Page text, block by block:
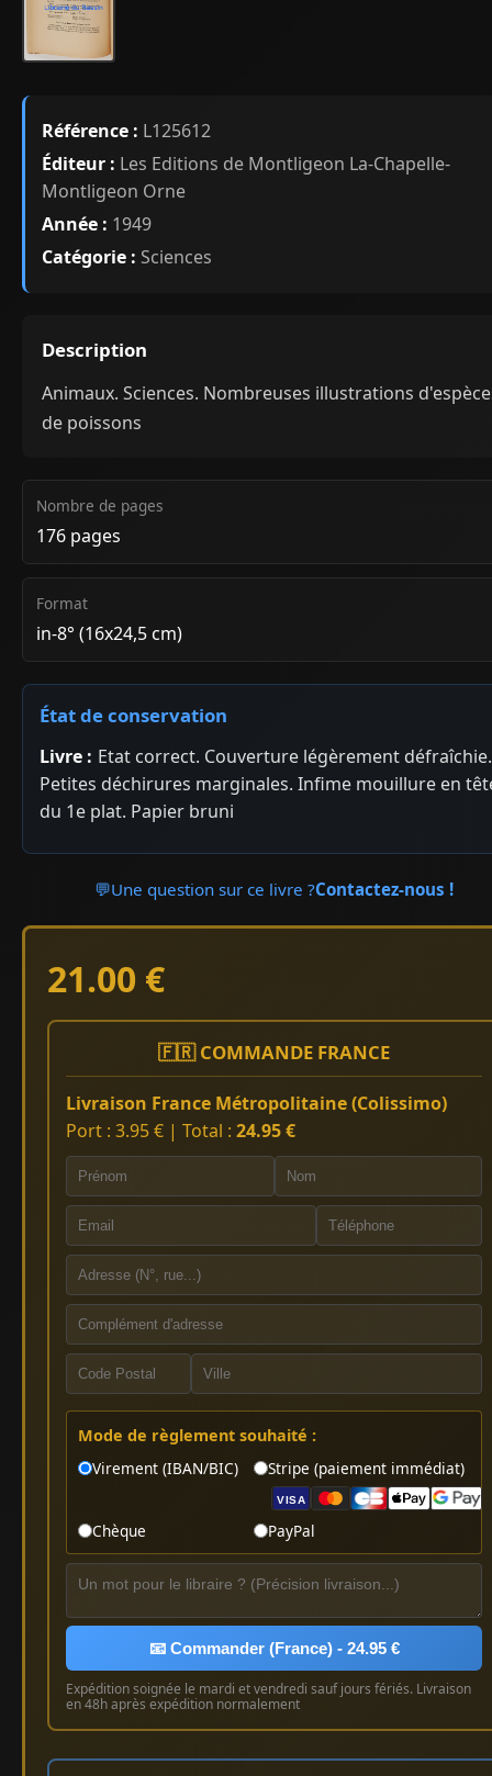
Référence : L125612
Éditeur : Les Editions de Montligeon La-Chapelle-
Montligeon Orne
Année : 1949
Catégorie : Sciences
Description
Animaux. Sciences. Nombreuses illustrations
de poissons
Nombre de pages
176 pages
Format
in-8° (16x24,5 cm)
État de conservation
Livre : Etat correct. Couverture légèrement défraîchie.
Petites déchirures marginales. Infime mouillure en
du 1e plat. Papier bruni
💬Une question sur ce livre ?Contactez-nous !
21.00 €
🇫🇷 COMMANDE FRANCE
Livraison France Métropolitaine (Colissimo)
Port : 3.95 € | Total : 24.95 €
Mode de règlement souhaité :
Virement (IBAN/BIC)
Stripe (paiement immédiat)
VISA
Chèque PayPal
📧 Commander (France) - 24.95 €
Expédition soignée le mardi et vendredi sauf jours fériés. Livraison
en 48h après expédition normalement